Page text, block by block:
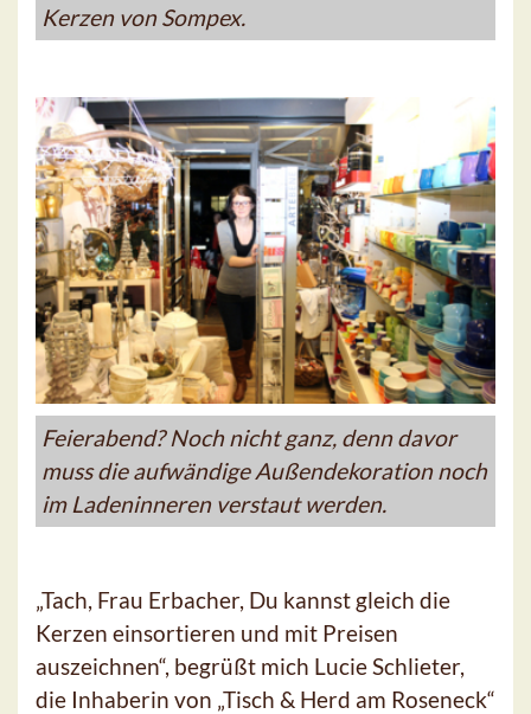
Kerzen von Sompex.
Feierabend? Noch nicht ganz, denn davor
muss die aufwändige Außendekoration noch
im Ladeninneren verstaut werden.
„Tach, Frau Erbacher, Du kannst gleich die
Kerzen einsortieren und mit Preisen
auszeichnen“, begrüßt mich Lucie Schlieter,
die Inhaberin von „Tisch & Herd am Roseneck“